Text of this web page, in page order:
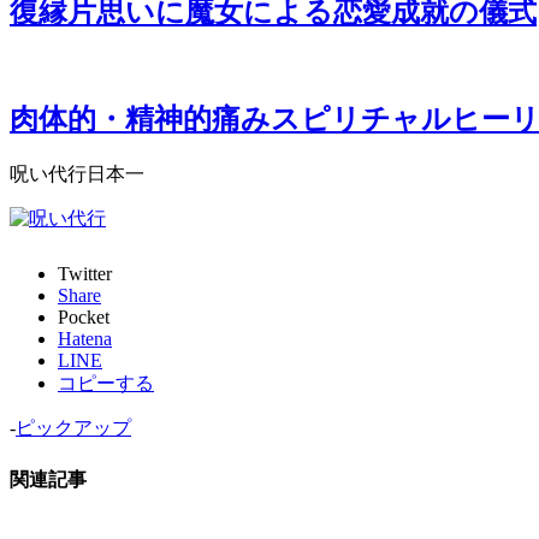
復縁片思いに魔女による恋愛成就の儀式
肉体的・精神的痛みスピリチャルヒー
呪い代行日本一
Twitter
Share
Pocket
Hatena
LINE
コピーする
-ピックアップ
関連記事